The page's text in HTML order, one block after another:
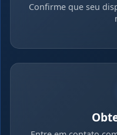
Confirme que seu